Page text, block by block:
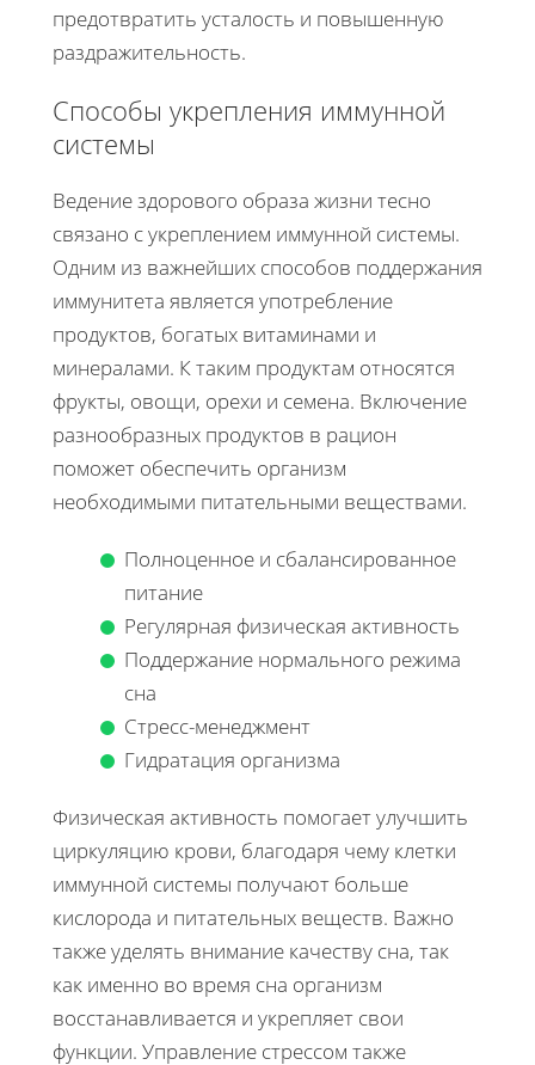
предотвратить усталость и повышенную
раздражительность.
Способы укрепления иммунной
системы
Ведение здорового образа жизни тесно
связано с укреплением иммунной системы.
Одним из важнейших способов поддержания
иммунитета является употребление
продуктов, богатых витаминами и
минералами. К таким продуктам относятся
фрукты, овощи, орехи и семена. Включение
разнообразных продуктов в рацион
поможет обеспечить организм
необходимыми питательными веществами.
Полноценное и сбалансированное
питание
Регулярная физическая активность
Поддержание нормального режима
сна
Стресс-менеджмент
Гидратация организма
Физическая активность помогает улучшить
циркуляцию крови, благодаря чему клетки
иммунной системы получают больше
кислорода и питательных веществ. Важно
также уделять внимание качеству сна, так
как именно во время сна организм
восстанавливается и укрепляет свои
функции. Управление стрессом также